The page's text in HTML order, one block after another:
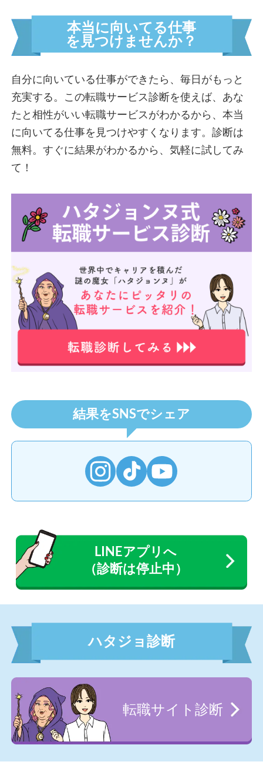
本当に向いてる仕事
を見つけませんか？
自分に向いている仕事ができたら、毎日がもっと
充実する。この転職サービス診断を使えば、あな
たと相性がいい転職サービスがわかるから、本当
に向いてる仕事を見つけやすくなります。診断は
無料。すぐに結果がわかるから、気軽に試してみ
て！
結果をSNSでシェア
LINEアプリへ
（診断は停止中）
ハタジョ診断
転職サイト診断